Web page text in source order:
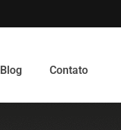
Blog Contato